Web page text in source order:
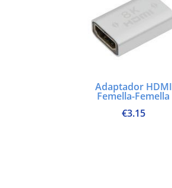
Adaptador HDMI
Femella-Femella
€3.15